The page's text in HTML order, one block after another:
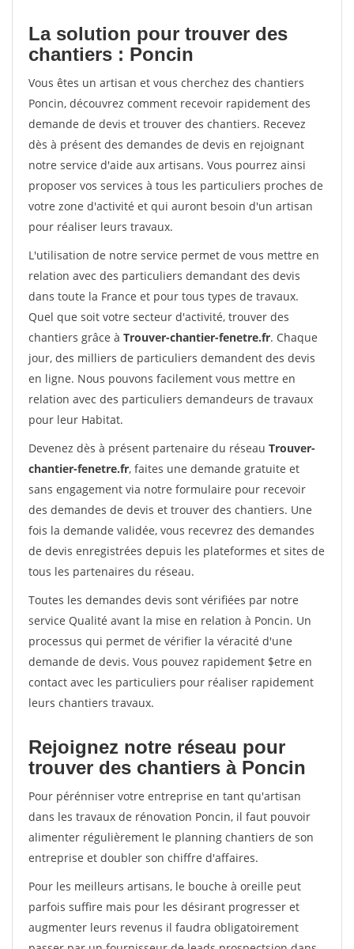
La solution pour trouver des
chantiers : Poncin
Vous êtes un artisan et vous cherchez des chantiers
Poncin, découvrez comment recevoir rapidement des
demande de devis et trouver des chantiers. Recevez
dès à présent des demandes de devis en rejoignant
notre service d'aide aux artisans. Vous pourrez ainsi
proposer vos services à tous les particuliers proches de
votre zone d'activité et qui auront besoin d'un artisan
pour réaliser leurs travaux.
L'utilisation de notre service permet de vous mettre en
relation avec des particuliers demandant des devis
dans toute la France et pour tous types de travaux.
Quel que soit votre secteur d'activité, trouver des
chantiers grâce à Trouver-chantier-fenetre.fr. Chaque
jour, des milliers de particuliers demandent des devis
en ligne. Nous pouvons facilement vous mettre en
relation avec des particuliers demandeurs de travaux
pour leur Habitat.
Devenez dès à présent partenaire du réseau Trouver-
chantier-fenetre.fr, faites une demande gratuite et
sans engagement via notre formulaire pour recevoir
des demandes de devis et trouver des chantiers. Une
fois la demande validée, vous recevrez des demandes
de devis enregistrées depuis les plateformes et sites de
tous les partenaires du réseau.
Toutes les demandes devis sont vérifiées par notre
service Qualité avant la mise en relation à Poncin. Un
processus qui permet de vérifier la véracité d'une
demande de devis. Vous pouvez rapidement $etre en
contact avec les particuliers pour réaliser rapidement
leurs chantiers travaux.
Rejoignez notre réseau pour
trouver des chantiers à Poncin
Pour pérénniser votre entreprise en tant qu'artisan
dans les travaux de rénovation Poncin, il faut pouvoir
alimenter régulièrement le planning chantiers de son
entreprise et doubler son chiffre d'affaires.
Pour les meilleurs artisans, le bouche à oreille peut
parfois suffire mais pour les désirant progresser et
augmenter leurs revenus il faudra obligatoirement